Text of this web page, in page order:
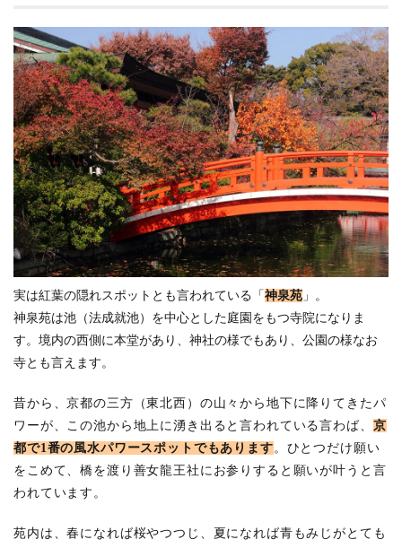
条
城
3
高
瀬
川
4
中
京
区
観
光
ス
ポ
ッ
実は紅葉の隠れスポットとも言われている「 神泉苑 」。
神泉苑は池（法成就池）を中心とした庭園をもつ寺院になりま
す。境内の西側に本堂があり、神社の様でもあり、公園の様なお
寺とも言えます。
昔から、京都の三方（東北西）の山々から地下に降りてきたパ
ワーが、この池から地上に湧き出ると言われている言わば、 京
都で1番の風水パワースポットでもあります。ひとつだけ願い
をこめて、橋を渡り善女龍王社にお参りすると願いが叶うと言
われています。
苑内は、春になれば桜やつつじ、夏になれば青もみじがとても